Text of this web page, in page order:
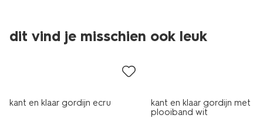
dit vind je misschien ook leuk
kant en klaar gordijn ecru
kant en klaar gordijn met
plooiband wit